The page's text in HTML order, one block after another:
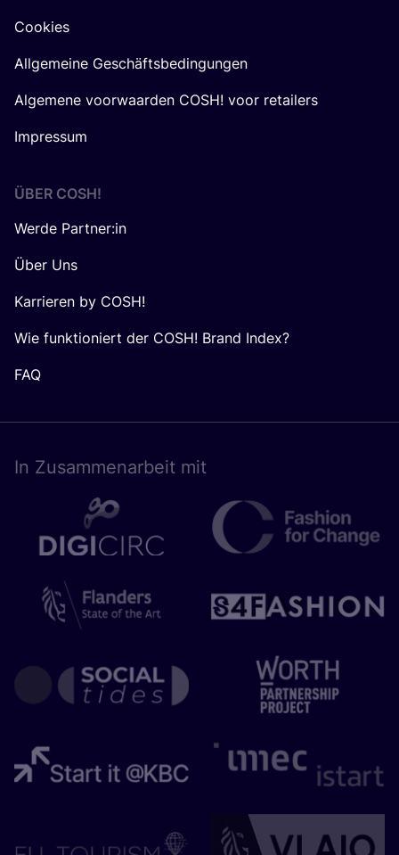
Cookies
Allgemeine Geschäftsbedingungen
Algemene voorwaarden COSH! voor retailers
Impressum
ÜBER COSH!
Werde Partner:in
Über Uns
Karrieren by COSH!
Wie funktioniert der COSH! Brand Index?
FAQ
In Zusam­men­ar­beit mit